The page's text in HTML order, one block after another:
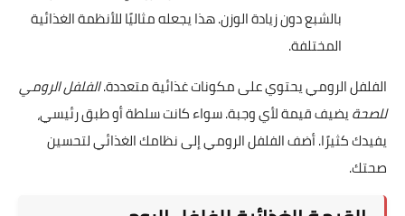
بالشبع دون زيادة الوزن. هذا يجعله مثاليًا للأنظمة الغذائية
المختلفة.
الفلفل الرومي يحتوي على مكونات غذائية متعددة.الفلفل الرومي
للصحةيضيف قيمة لأي وجبة. سواء كانت سلطة أو طبق رئيسي،
يفيدك كثيرًا. أضف الفلفل الرومي إلى نظامك الغذائي لتحسين
صحتك.